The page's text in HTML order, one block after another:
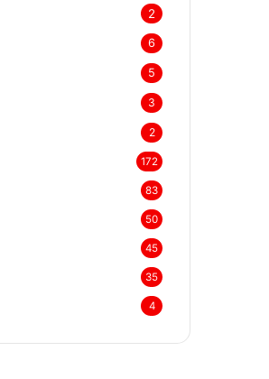
2
6
5
3
2
172
83
50
45
35
4